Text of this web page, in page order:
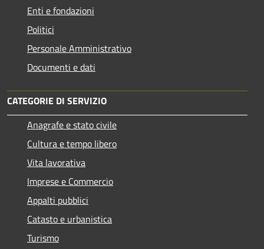
Enti e fondazioni
Politici
Personale Amministrativo
Documenti e dati
CATEGORIE DI SERVIZIO
Anagrafe e stato civile
Cultura e tempo libero
Vita lavorativa
Imprese e Commercio
Appalti pubblici
Catasto e urbanistica
Turismo